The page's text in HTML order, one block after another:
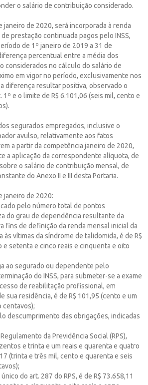
o salário de contribuição considerado.
janeiro de 2020, será incorporada à renda
prestação continuada pagos pelo INSS,
de 1º janeiro de 2019 a 31 de
percentual entre a média dos
considerados no cálculo do salário de
em vigor no período, exclusivamente nos
diferença resultar positiva, observado o
1º e o limite de R$ 6.101,06 (seis mil, cento e
segurados empregados, inclusive o
avulso, relativamente aos fatos
a partir da competência janeiro de 2020,
a aplicação da correspondente alíquota, de
o salário de contribuição mensal, de
do Anexo II e III desta Portaria.
janeiro de 2020:
pelo número total de pontos
do grau de dependência resultante da
fins de definição da renda mensal inicial da
às vítimas da síndrome de talidomida, é de R$
e setenta e cinco reais e cinquenta e oito
ao segurado ou dependente pelo
do INSS, para submeter-se a exame
de reabilitação profissional, em
sua residência, é de R$ 101,95 (cento e um
centavos);
descumprimento das obrigações, indicadas
da Previdência Social (RPS),
e trinta e um reais e quarenta e quatro
(trinta e três mil, cento e quarenta e seis
do art. 287 do RPS, é de R$ 73.658,11